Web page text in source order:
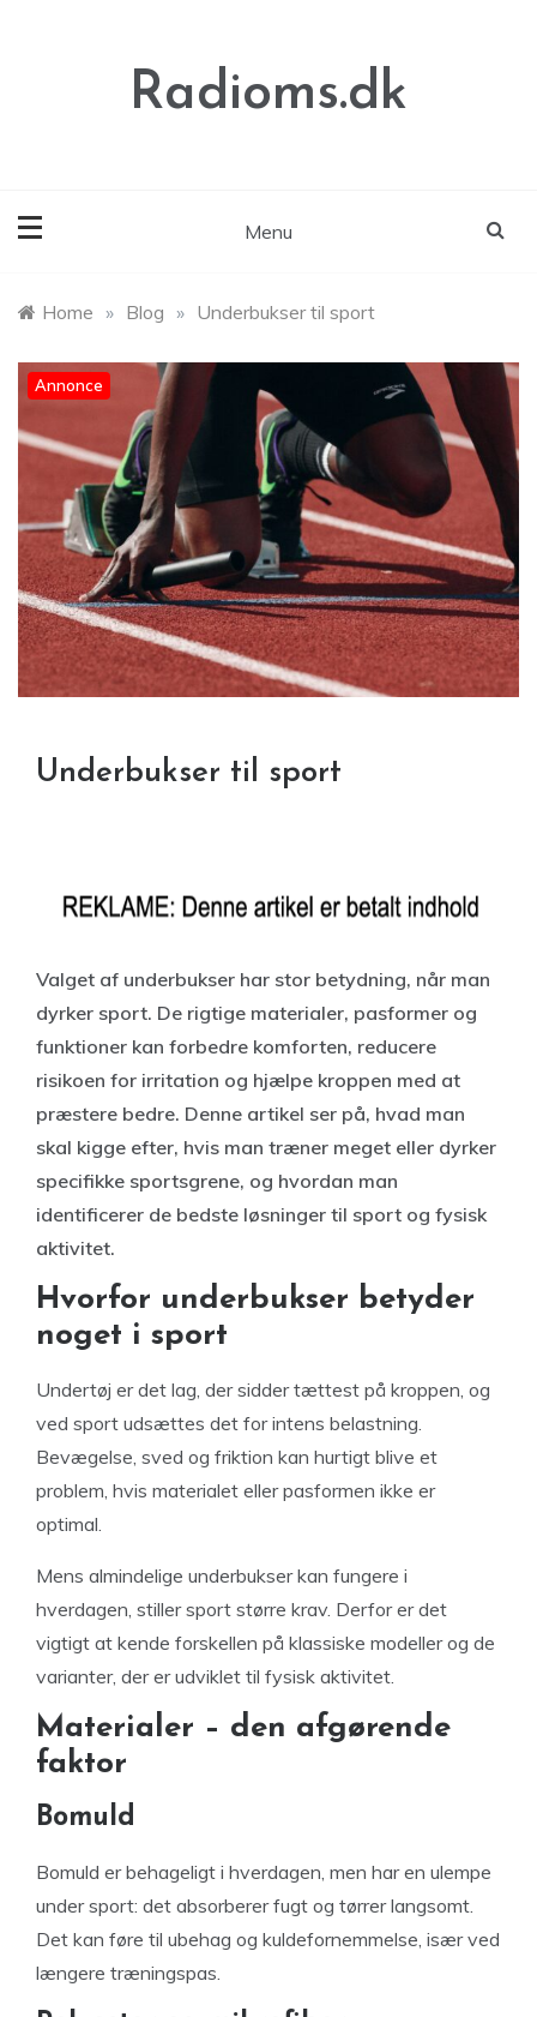
Radioms.dk
Menu
Home » Blog » Underbukser til sport
Annonce
Underbukser til sport
Valget af underbukser har stor betydning, når man
dyrker sport. De rigtige materialer, pasformer og
funktioner kan forbedre komforten, reducere
risikoen for irritation og hjælpe kroppen med at
præstere bedre. Denne artikel ser på, hvad man
skal kigge efter, hvis man træner meget eller dyrker
specifikke sportsgrene, og hvordan man
identificerer de bedste løsninger til sport og fysisk
aktivitet.
Hvorfor underbukser betyder
noget i sport
Undertøj er det lag, der sidder tættest på kroppen, og
ved sport udsættes det for intens belastning.
Bevægelse, sved og friktion kan hurtigt blive et
problem, hvis materialet eller pasformen ikke er
optimal.
Mens almindelige underbukser kan fungere i
hverdagen, stiller sport større krav. Derfor er det
vigtigt at kende forskellen på klassiske modeller og de
varianter, der er udviklet til fysisk aktivitet.
Materialer – den afgørende
faktor
Bomuld
Bomuld er behageligt i hverdagen, men har en ulempe
under sport: det absorberer fugt og tørrer langsomt.
Det kan føre til ubehag og kuldefornemmelse, især ved
længere træningspas.